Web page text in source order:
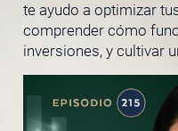
te ayudo a optimizar
comprender cómo
inversiones, y cultivar